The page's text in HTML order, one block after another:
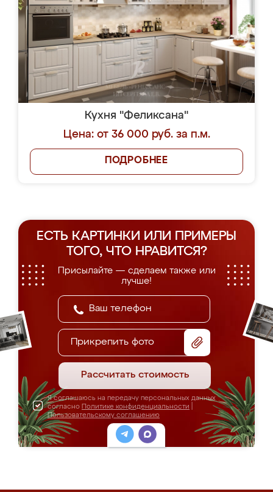
Кухня "Феликсана"
Цена: от 36 000 руб. за п.м.
ПОДРОБНЕЕ
ЕСТЬ КАРТИНКИ ИЛИ ПРИМЕРЫ
ТОГО, ЧТО НРАВИТСЯ?
Присылайте — сделаем также или
лучше!
Прикрепить фото
Рассчитать стоимость
Я соглашаюсь на передачу персональных данных
согласно Политике конфиденциальности
Пользовательскому соглашению